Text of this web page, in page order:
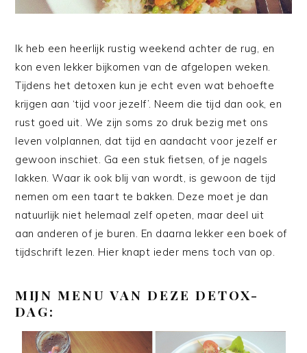
Ik heb een heerlijk rustig weekend achter de rug, en
kon even lekker bijkomen van de afgelopen weken.
Tijdens het detoxen kun je echt even wat behoefte
krijgen aan ‘tijd voor jezelf’. Neem die tijd dan ook, en
rust goed uit. We zijn soms zo druk bezig met ons
leven volplannen, dat tijd en aandacht voor jezelf er
gewoon inschiet. Ga een stuk fietsen, of je nagels
lakken. Waar ik ook blij van wordt, is gewoon de tijd
nemen om een taart te bakken. Deze moet je dan
natuurlijk niet helemaal zelf opeten, maar deel uit
aan anderen of je buren. En daarna lekker een boek of
tijdschrift lezen. Hier knapt ieder mens toch van op.
MIJN MENU VAN DEZE DETOX-
DAG: